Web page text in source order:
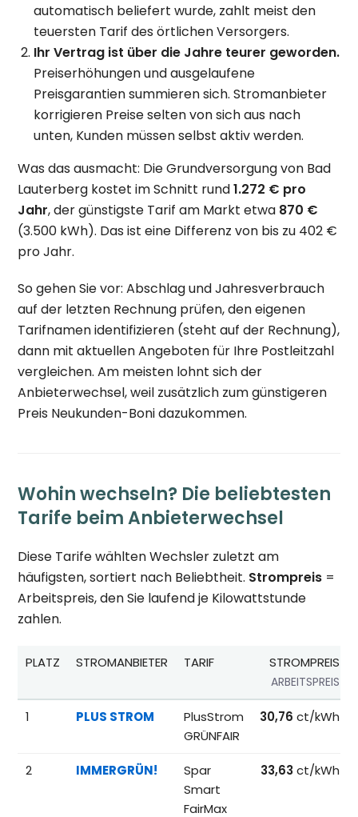
automatisch beliefert wurde, zahlt meist den
teuersten Tarif des örtlichen Versorgers.
Ihr Vertrag ist über die Jahre teurer geworden.
Preiserhöhungen und ausgelaufene
Preisgarantien summieren sich. Stromanbieter
korrigieren Preise selten von sich aus nach
unten, Kunden müssen selbst aktiv werden.
Was das ausmacht: Die Grundversorgung von Bad
Lauterberg kostet im Schnitt rund1.272 € pro
Jahr, der günstigste Tarif am Markt etwa 870 €
(3.500 kWh). Das ist eine Differenz von bis zu 402 €
pro Jahr.
So gehen Sie vor: Abschlag und Jahresverbrauch
auf der letzten Rechnung prüfen, den eigenen
Tarifnamen identifizieren (steht auf der Rechnung),
dann mit aktuellen Angeboten für Ihre Postleitzahl
vergleichen. Am meisten lohnt sich der
Anbieterwechsel, weil zusätzlich zum günstigeren
Preis Neukunden-Boni dazukommen.
Wohin wechseln? Die beliebtesten
Tarife beim Anbieterwechsel
Diese Tarife wählten Wechsler zuletzt am
häufigsten, sortiert nach Beliebtheit. Strompreis =
Arbeitspreis, den Sie laufend je Kilowattstunde
zahlen.
Beliebteste Tarife beim Anbieterwechsel;
PLATZ STROMANBIETER TARIF STROMPREIS
ARBEITSPREIS
1 PLUS STROM
PlusStrom
GRÜNFAIR
30,76 ct/kWh
2 IMMERGRÜN!
Spar
Smart
FairMax
33,63 ct/kWh